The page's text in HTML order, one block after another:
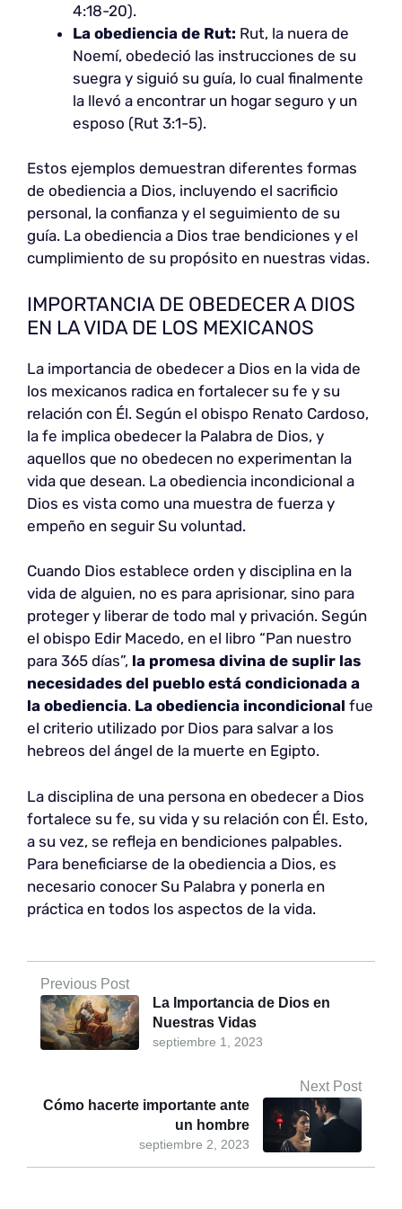
4:18-20).
La obediencia de Rut: Rut, la nuera de
Noemí, obedeció las instrucciones de su
suegra y siguió su guía, lo cual finalmente
la llevó a encontrar un hogar seguro y un
esposo (Rut 3:1-5).
Estos ejemplos demuestran diferentes formas
de obediencia a Dios, incluyendo el sacrificio
personal, la confianza y el seguimiento de su
guía. La obediencia a Dios trae bendiciones y el
cumplimiento de su propósito en nuestras vidas.
IMPORTANCIA DE OBEDECER A DIOS
EN LA VIDA DE LOS MEXICANOS
La importancia de obedecer a Dios en la vida de
los mexicanos radica en fortalecer su fe y su
relación con Él. Según el obispo Renato Cardoso,
la fe implica obedecer la Palabra de Dios, y
aquellos que no obedecen no experimentan la
vida que desean. La obediencia incondicional a
Dios es vista como una muestra de fuerza y
empeño en seguir Su voluntad.
Cuando Dios establece orden y disciplina en la
vida de alguien, no es para aprisionar, sino para
proteger y liberar de todo mal y privación. Según
el obispo Edir Macedo, en el libro “Pan nuestro
para 365 días”, la promesa divina de suplir las
necesidades del pueblo está condicionada a
la obediencia. La obediencia incondicional fue
el criterio utilizado por Dios para salvar a los
hebreos del ángel de la muerte en Egipto.
La disciplina de una persona en obedecer a Dios
fortalece su fe, su vida y su relación con Él. Esto,
a su vez, se refleja en bendiciones palpables.
Para beneficiarse de la obediencia a Dios, es
necesario conocer Su Palabra y ponerla en
práctica en todos los aspectos de la vida.
Previous Post
septiembre 1, 2023
La Importancia de Dios en
Nuestras Vidas
Next Post
septiembre 2, 2023
Cómo hacerte importante ante
un hombre